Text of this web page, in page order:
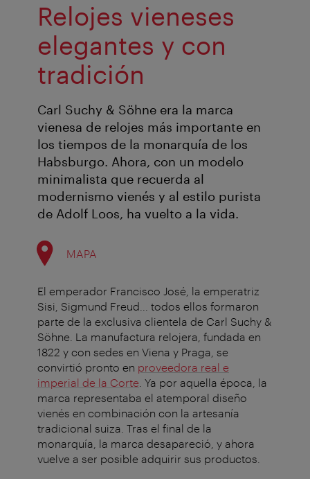
Relojes vieneses
elegantes y con
tradición
Carl Suchy & Söhne era la marca
vienesa de relojes más importante en
los tiempos de la monarquía de los
Habsburgo. Ahora, con un modelo
minimalista que recuerda al
modernismo vienés y al estilo purista
de Adolf Loos, ha vuelto a la vida.
MAPA
El emperador Francisco José, la emperatriz
Sisi, Sigmund Freud... todos ellos formaron
parte de la exclusiva clientela de Carl Suchy &
Söhne. La manufactura relojera, fundada en
1822 y con sedes en Viena y Praga, se
convirtió pronto en proveedora real e
imperial de la Corte . Ya por aquella época, la
marca representaba el atemporal diseño
vienés en combinación con la artesanía
tradicional suiza. Tras el final de la
monarquía, la marca desapareció, y ahora
vuelve a ser posible adquirir sus productos.